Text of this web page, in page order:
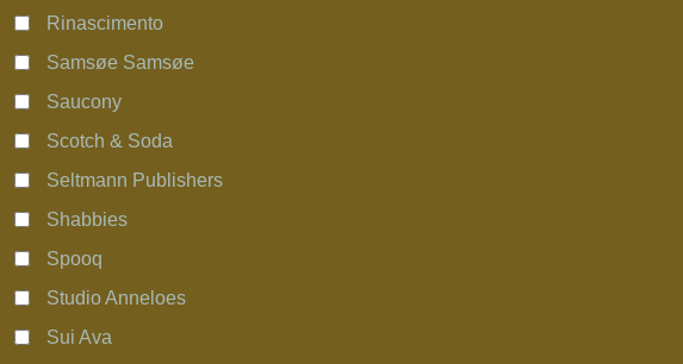
Rinascimento
Samsøe Samsøe
Saucony
Scotch & Soda
Seltmann Publishers
Shabbies
Spooq
Studio Anneloes
Sui Ava